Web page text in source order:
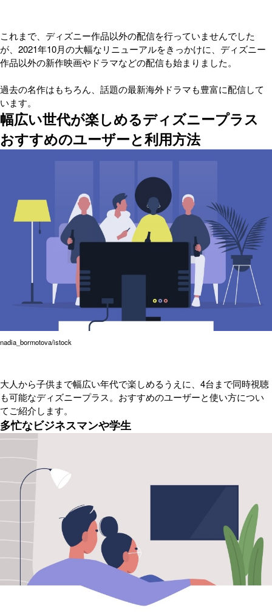
これまで、ディズニー作品以外の配信を行っていませんでした
が、2021年10月の大幅なリニューアルをきっかけに、ディズニー
作品以外の新作映画やドラマなどの配信も始まりました。
過去の名作はもちろん、話題の最新海外ドラマも豊富に配信して
います。
幅広い世代が楽しめるディズニープラス
おすすめのユーザーと利用方法
nadia_bormotova/istock
大人から子供まで幅広い年代で楽しめるうえに、4台まで同時視聴
も可能なディズニープラス。おすすめのユーザーと使い方につい
てご紹介します。
多忙なビジネスマンや学生